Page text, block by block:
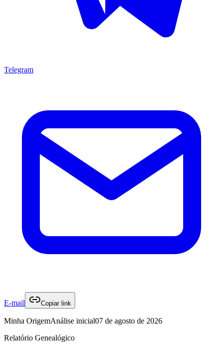
Telegram
E-mail Copiar link
Minha OrigemAnálise inicial07 de agosto de 2026
Relatório Genealógico